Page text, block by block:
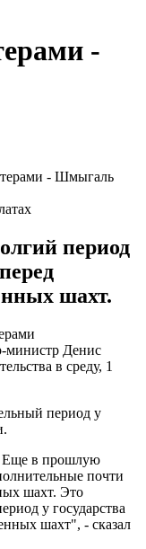
-
период
шахт.
министр Денис
в среду, 1
период у
Еще в прошлую
почти
шахт. Это
у государства
шахт", - сказал